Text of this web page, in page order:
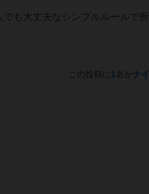
も大丈夫なシンプルルールで
この投稿に 1 名がナ